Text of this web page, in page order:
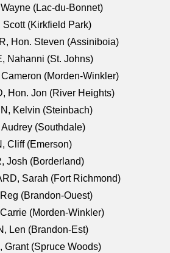
(Lac-du-Bonnet)
Scott (Kirkfield Park)
Hon. Steven (Assiniboia)
Nahanni (St. Johns)
(Morden-Winkler)
Hon. Jon (River Heights)
Kelvin (Steinbach)
(Southdale)
Cliff (Emerson)
Josh (Borderland)
Sarah (Fort Richmond)
(Brandon-Ouest)
(Morden-Winkler)
Len (Brandon-Est)
Grant (Spruce Woods)